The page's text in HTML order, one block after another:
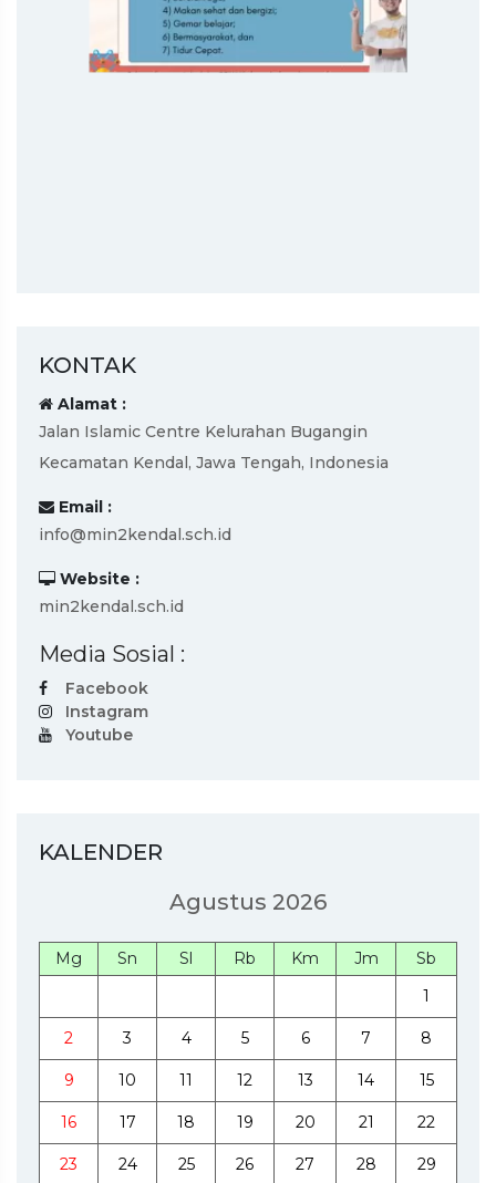
KONTAK
Alamat :
Jalan Islamic Centre Kelurahan Bugangin
Kecamatan Kendal, Jawa Tengah, Indonesia
Email :
info@min2kendal.sch.id
Website :
min2kendal.sch.id
Media Sosial :
Facebook
Instagram
Youtube
KALENDER
Agustus 2026
Mg Sn Sl Rb Km Jm
Sb
1
2 3 4 5 6 7 8
9 10 11 12 13 14 15
16 17 18 19 20 21 22
23 24 25 26 27 28 29